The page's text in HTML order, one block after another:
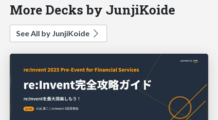
More Decks by JunjiKoide
See All by JunjiKoide